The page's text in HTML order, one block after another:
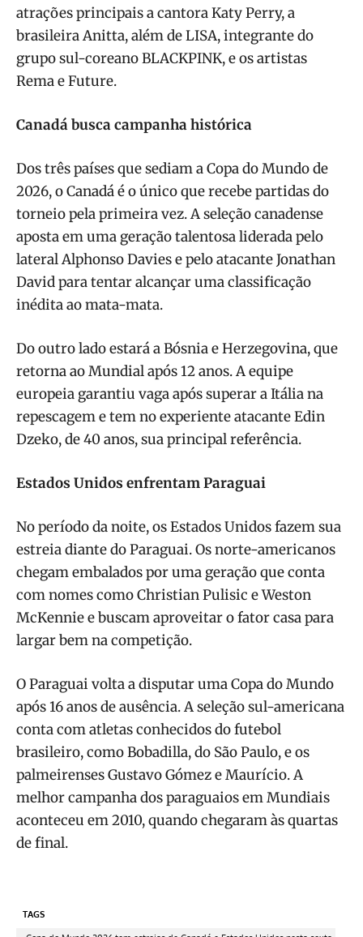
atrações principais a cantora Katy Perry, a
brasileira Anitta, além de LISA, integrante do
grupo sul-coreano BLACKPINK, e os artistas
Rema e Future.
Canadá busca campanha histórica
Dos três países que sediam a Copa do Mundo de
2026, o Canadá é o único que recebe partidas do
torneio pela primeira vez. A seleção canadense
aposta em uma geração talentosa liderada pelo
lateral Alphonso Davies e pelo atacante Jonathan
David para tentar alcançar uma classificação
inédita ao mata-mata.
Do outro lado estará a Bósnia e Herzegovina, que
retorna ao Mundial após 12 anos. A equipe
europeia garantiu vaga após superar a Itália na
repescagem e tem no experiente atacante Edin
Dzeko, de 40 anos, sua principal referência.
Estados Unidos enfrentam Paraguai
No período da noite, os Estados Unidos fazem sua
estreia diante do Paraguai. Os norte-americanos
chegam embalados por uma geração que conta
com nomes como Christian Pulisic e Weston
McKennie e buscam aproveitar o fator casa para
largar bem na competição.
O Paraguai volta a disputar uma Copa do Mundo
após 16 anos de ausência. A seleção sul-americana
conta com atletas conhecidos do futebol
brasileiro, como Bobadilla, do São Paulo, e os
palmeirenses Gustavo Gómez e Maurício. A
melhor campanha dos paraguaios em Mundiais
aconteceu em 2010, quando chegaram às quartas
de final.
TAGS